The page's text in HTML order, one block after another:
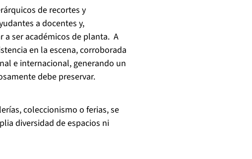
de recortes y
a docentes y,
ser académicos de planta. A
en la escena, corroborada
e internacional, generando un
debe preservar.
coleccionismo o ferias, se
diversidad de espacios ni